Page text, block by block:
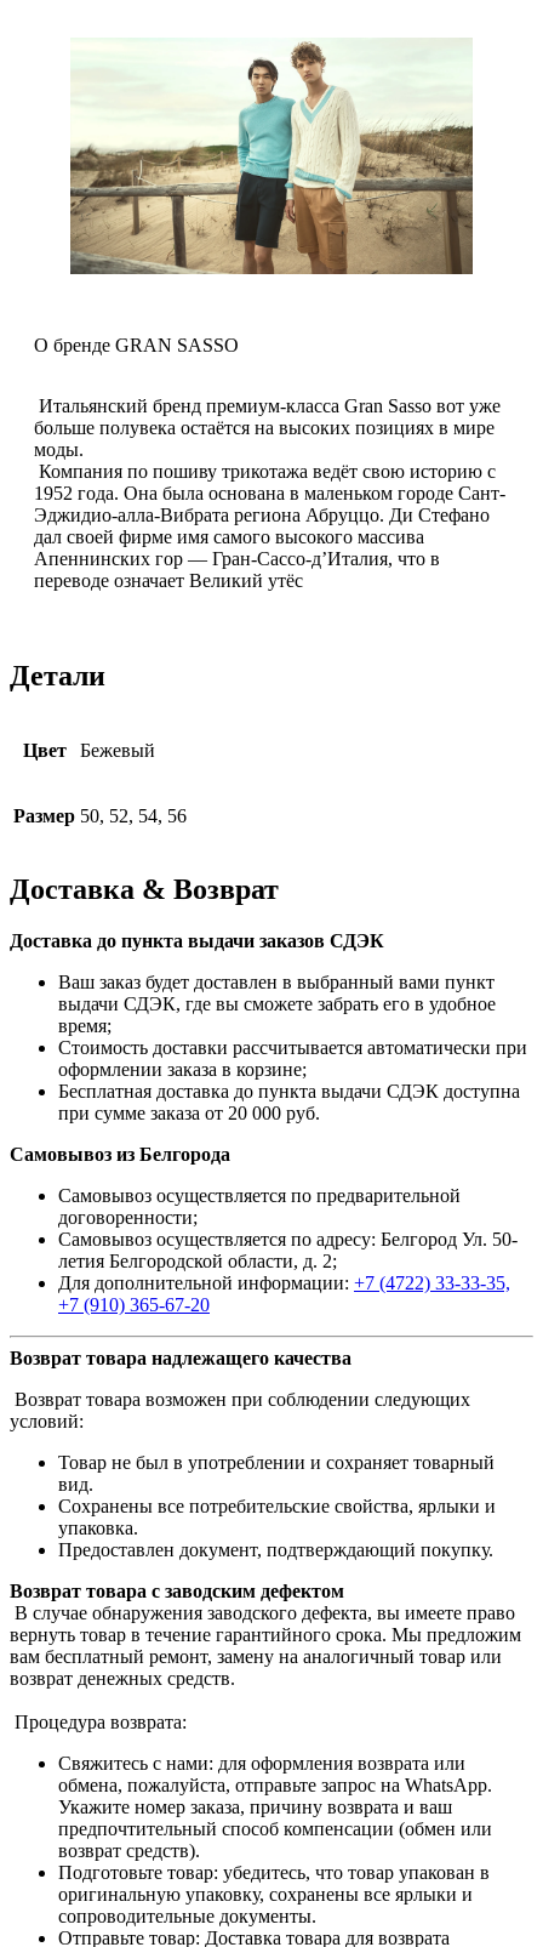
О бренде GRAN SASSO
Итальянский бренд премиум-класса Gran Sasso вот уже
больше полувека остаётся на высоких позициях в мире
моды.
Компания по пошиву трикотажа ведёт свою историю с
1952 года. Она была основана в маленьком городе Сант-
Эджидио-алла-Вибрата региона Абруццо. Ди Стефано
дал своей фирме имя самого высокого массива
Апеннинских гор — Гран-Сассо-д’Италия, что в
переводе означает Великий утёс
Детали
Цвет Бежевый
Размер 50, 52, 54, 56
Доставка & Возврат
Доставка до пункта выдачи заказов СДЭК
Ваш заказ будет доставлен в выбранный вами пункт
выдачи СДЭК, где вы сможете забрать его в удобное
время;
Стоимость доставки рассчитывается автоматически при
оформлении заказа в корзине;
Бесплатная доставка до пункта выдачи СДЭК доступна
при сумме заказа от 20 000 руб.
Самовывоз из Белгорода
Самовывоз осуществляется по предварительной
договоренности;
Самовывоз осуществляется по адресу: Белгород Ул. 50-
летия Белгородской области, д. 2;
Для дополнительной информации: +7 (4722) 33-33-35,
+7 (910) 365-67-20
Возврат товара надлежащего качества
Возврат товара возможен при соблюдении следующих
условий:
Товар не был в употреблении и сохраняет товарный
вид.
Сохранены все потребительские свойства, ярлыки и
упаковка.
Предоставлен документ, подтверждающий покупку.
Возврат товара с заводским дефектом
В случае обнаружения заводского дефекта, вы имеете право
вернуть товар в течение гарантийного срока. Мы предложим
вам бесплатный ремонт, замену на аналогичный товар или
возврат денежных средств.
Процедура возврата:
Свяжитесь с нами: для оформления возврата или
обмена, пожалуйста, отправьте запрос на WhatsApp.
Укажите номер заказа, причину возврата и ваш
предпочтительный способ компенсации (обмен или
возврат средств).
Подготовьте товар: убедитесь, что товар упакован в
оригинальную упаковку, сохранены все ярлыки и
сопроводительные документы.
Отправьте товар: Доставка товара для возврата